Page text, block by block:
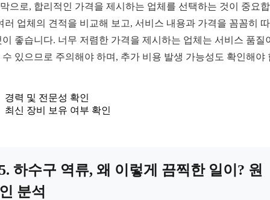
으로, 합리적인 가격을 제시하는 업체를 선택하는 것이 중요
러 업체의 견적을 비교해 보고, 서비스 내용과 가격을 꼼꼼히
이 좋습니다. 너무 저렴한 가격을 제시하는 업체는 서비스 품질
수 있으므로 주의해야 하며, 추가 비용 발생 가능성도 확인해야
경력 및 전문성 확인
최신 장비 보유 여부 확인
하수구 역류, 왜 이렇게 끔찍한 일이? 원
분석